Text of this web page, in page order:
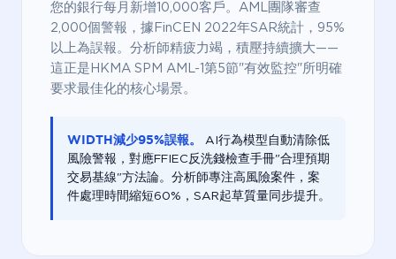
您的銀行每月新增10,000客戶。AML團隊審查
2,000個警報，據FinCEN 2022年SAR統計，95%
以上為誤報。分析師精疲力竭，積壓持續擴大——
這正是HKMA SPM AML-1第5節"有效監控"所明確
要求最佳化的核心場景。
WIDTH減少95%誤報。
AI行為模型自動清除低
風險警報，對應FFIEC反洗錢檢查手冊"合理預期
交易基線"方法論。分析師專注高風險案件，案
件處理時間縮短60%，SAR起草質量同步提升。